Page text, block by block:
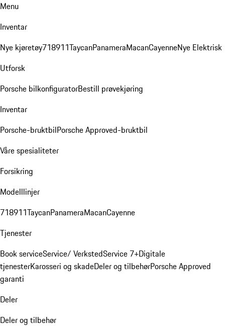
Menu
Inventar
Nye kjøretøy718911TaycanPanameraMacanCayenneNye Elektrisk
Utforsk
Porsche bilkonfiguratorBestill prøvekjøring
Inventar
Porsche-bruktbilPorsche Approved-bruktbil
Våre spesialiteter
Forsikring
Modelllinjer
718911TaycanPanameraMacanCayenne
Tjenester
Book serviceService/ VerkstedService 7+Digitale
tjenesterKarosseri og skadeDeler og tilbehørPorsche Approved
garanti
Deler
Deler og tilbehør